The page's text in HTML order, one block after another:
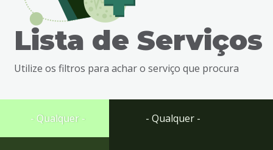
busca
Ir
rodapé
Lista de Serviços
Utilize os filtros para achar o serviço que procura
- Qualquer - - Qualquer -